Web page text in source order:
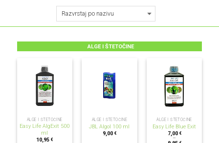
ALGE I ŠTETOČINE
ALGE I ŠTETOČINE
Easy Life AlgExit 500
ml
10,95€
ALGE I ŠTETOČINE
JBL Algol 100 ml
9,00 €
ALGE I ŠTETOČINE
Easy Life Blue Exit
7,00 €
–